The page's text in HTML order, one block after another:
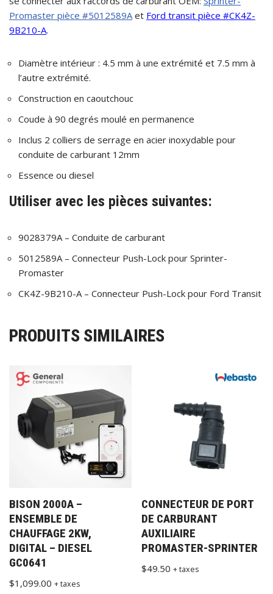
Promaster pièce #5012589Aet Ford transit pièce #CK4Z-
9B210-A.
Diamètre intérieur : 4.5 mm à une extrémité et 7.5 mm à
l’autre extrémité.
Construction en caoutchouc
Coude à 90 degrés moulé en permanence
Inclus 2 colliers de serrage en acier inoxydable pour
conduite de carburant 12mm
Essence ou diesel
Utiliser avec les pièces suivantes:
9028379A – Conduite de carburant
5012589A – Connecteur Push-Lock pour Sprinter-
Promaster
CK4Z-9B210-A – Connecteur Push-Lock pour Ford Transit
PRODUITS SIMILAIRES
BISON 2000A –
ENSEMBLE DE
CHAUFFAGE 2KW,
DIGITAL – DIESEL
GC0641
$1,099.00 + taxes
CONNECTEUR DE PORT
DE CARBURANT
AUXILIAIRE
PROMASTER-SPRINTER
$49.50 + taxes